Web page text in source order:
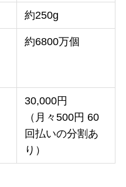
約250g
約6800万個
30,000円
（月々500円 60
回払いの分割あ
り）